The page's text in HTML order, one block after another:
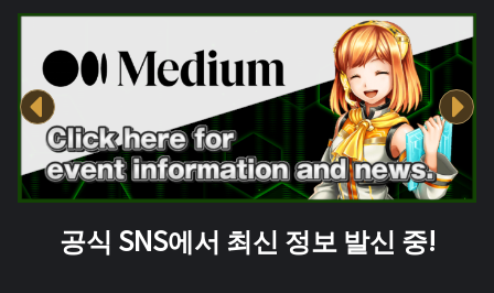
공식 SNS에서 최신 정보 발신 중!